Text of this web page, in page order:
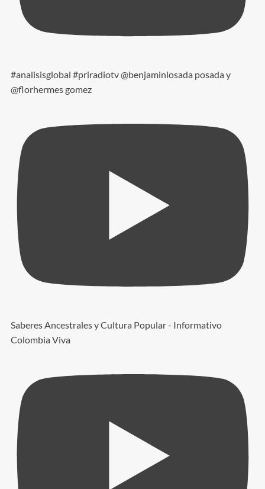
#analisisglobal #priradiotv @benjaminlosada posada y
@florhermes gomez
Saberes Ancestrales y Cultura Popular - Informativo
Colombia Viva